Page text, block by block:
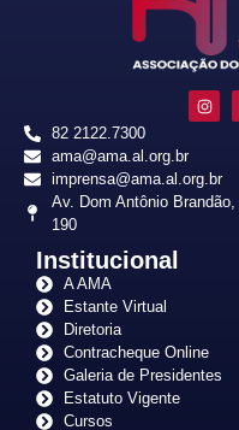
82 2122.7300
ama@ama.al.org.br
imprensa@ama.al.org.br
Av. Dom Antônio
190
Institucional
A AMA
Estante Virtual
Diretoria
Contracheque Online
Galeria de Presidentes
Estatuto Vigente
Cursos